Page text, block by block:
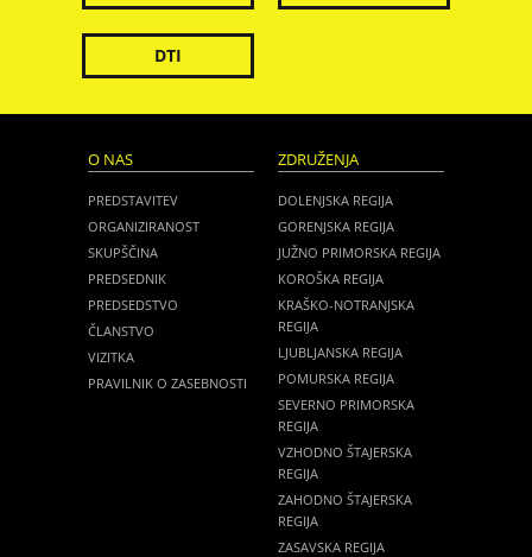
DTI
O NAS
PREDSTAVITEV
ORGANIZIRANOST
SKUPŠČINA
PREDSEDNIK
PREDSEDSTVO
ČLANSTVO
VIZITKA
PRAVILNIK O ZASEBNOSTI
ZDRUŽENJA
DOLENJSKA REGIJA
GORENJSKA REGIJA
JUŽNO PRIMORSKA REGIJA
KOROŠKA REGIJA
KRAŠKO-NOTRANJSKA
REGIJA
LJUBLJANSKA REGIJA
POMURSKA REGIJA
SEVERNO PRIMORSKA
REGIJA
VZHODNO ŠTAJERSKA
REGIJA
ZAHODNO ŠTAJERSKA
REGIJA
ZASAVSKA REGIJA